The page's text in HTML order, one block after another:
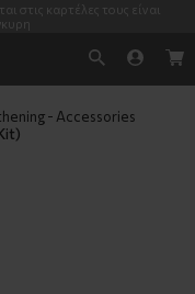
στις καρτέλες τους είναι
- Accessories